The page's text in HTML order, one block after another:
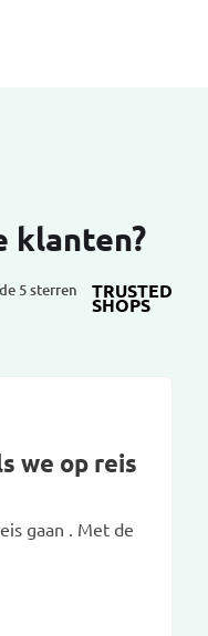
klanten?
5 sterren TRUSTED
SHOPS
we op reis
gaan . Met de